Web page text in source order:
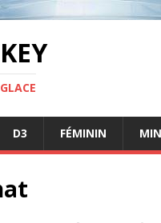
D3 FÉMININ